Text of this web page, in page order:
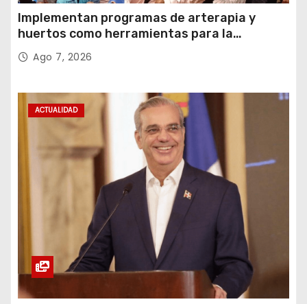
Implementan programas de arterapia y
huertos como herramientas para la
recuperación y la inclusión social
Ago 7, 2026
ACTUALIDAD